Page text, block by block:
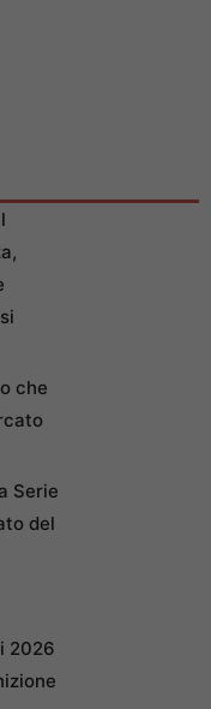
che
Serie
del
2026